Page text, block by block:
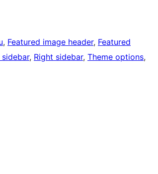
, Featured image header, Featured
, Right sidebar, Theme options